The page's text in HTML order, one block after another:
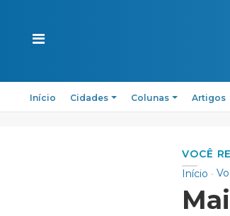
Início Cidades Colunas Artigos
VOCÊ
Início